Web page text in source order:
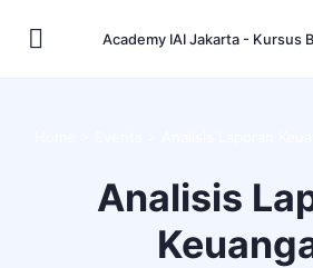
Academy IAI Jakarta - Kursus
Analisis